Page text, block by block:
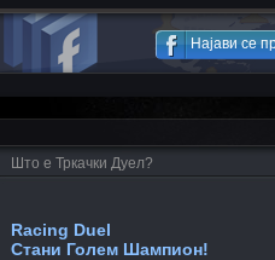
Најави се
Што е Тркачки Дуел?
Racing Duel
Стани Голем Шампион!